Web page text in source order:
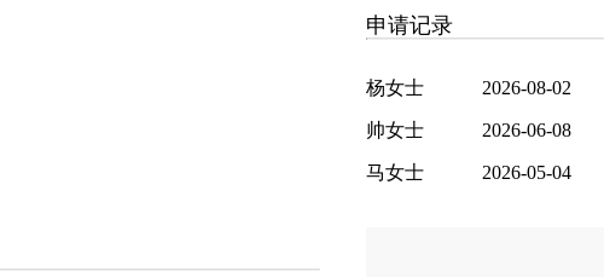
申请记录
杨女士 2026-08-02
帅女士 2026-06-08
马女士 2026-05-04